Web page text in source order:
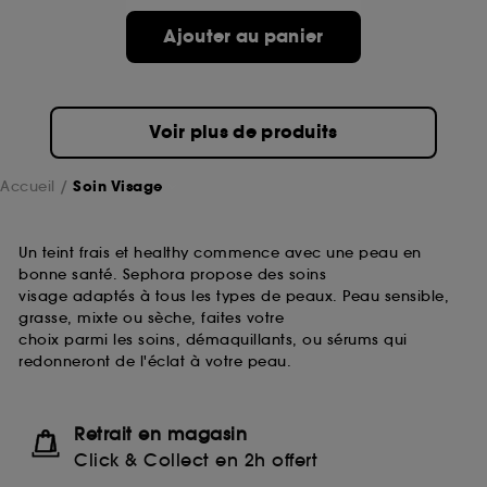
Ajouter au panier
Voir plus de produits
Accueil Soin Visage
Un teint frais et healthy commence avec une peau en
bonne santé. Sephora propose des soins
visage adaptés à tous les types de peaux. Peau sensible,
grasse, mixte ou sèche, faites votre
choix parmi les soins, démaquillants, ou sérums qui
redonneront de l'éclat à votre peau.
Retrait en magasin
Click & Collect en 2h offert
pouvez personnaliser vos choix concernant le dépôt
de ces cookies grâce au bouton "personnaliser mes
choix" ci-dessous ou décider de "tout accepter".
Sephora pourra associer les informations de
collectées ou générées lors de votre activité en ligne
ou en magasin. Pour refuser tous les cookies, cliques
sur "continuer sans accepter". Voous pouvez à tout
moment choisir de retirer votrte consentement. Si vous
souhaitez obtenir plus d'information sur les cookies
utilisés, cliquezici.